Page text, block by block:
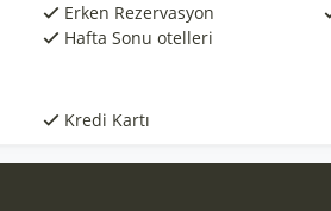
Erken Rezervasyon
Hafta Sonu otelleri
Kredi Kartı